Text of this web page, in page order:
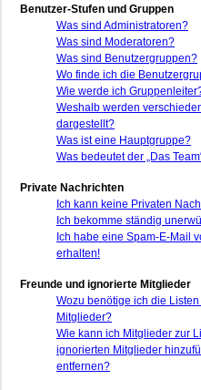
Benutzer-Stufen und Gruppen
Was sind Administratoren?
Was sind Moderatoren?
Was sind Benutzergruppen?
Wo finde ich die
Wie werde ich
Weshalb werden
dargestellt?
Was ist eine Hauptgruppe?
Was bedeutet der „Das
Private Nachrichten
Ich kann keine Privaten
Ich bekomme ständig
Ich habe eine Spam-E-Mail
erhalten!
Freunde und ignorierte Mitglieder
Wozu benötige ich die
Mitglieder?
Wie kann ich Mitglieder zur
ignorierten Mitglieder
entfernen?